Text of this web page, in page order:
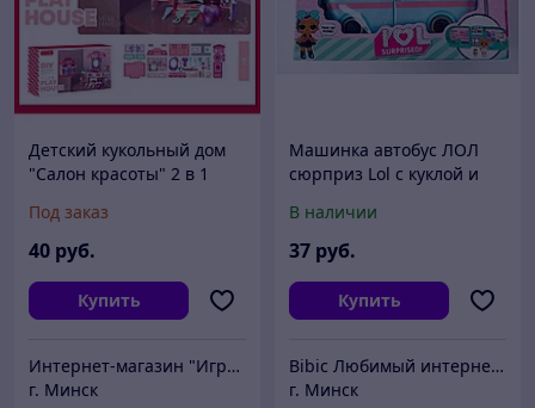
Детский кукольный дом
"Салон красоты" 2 в 1
Под заказ
40 руб.
Купить
Интернет-магазин "ИгрушкиТут"
г. Минск
Машинка автобус ЛОЛ
сюрприз Lol с куклой и
кемпинг, детские
игрушки для девочек
игровой набор
В наличии
37 руб.
Купить
Bibic Любимый интернет-магазин
г. Минск